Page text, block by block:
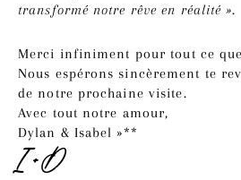
transformé notre rêve en réalité ».
Merci infiniment pour tout ce
Nous espérons sincèrement te
de notre prochaine visite.
Avec tout notre amour,
Dylan & Isabel »**
I + D